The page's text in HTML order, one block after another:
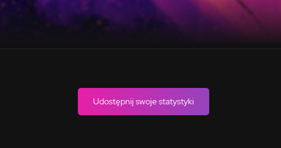
Udostępnij swoje statystyki